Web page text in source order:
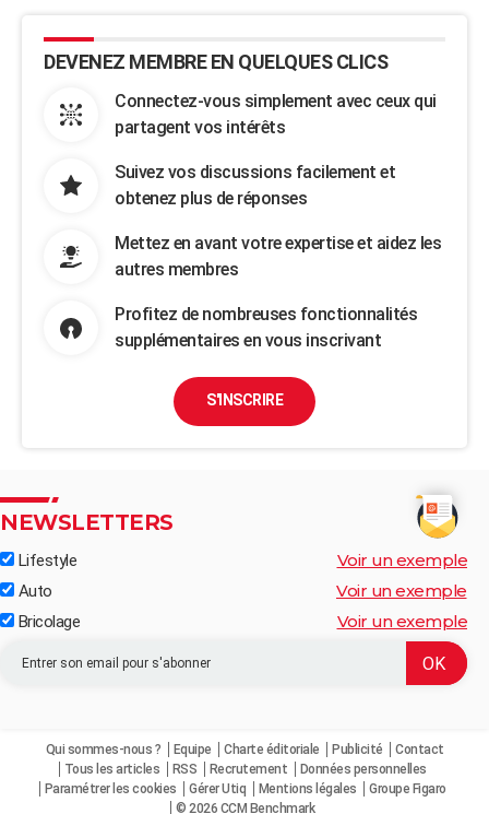
DEVENEZ MEMBRE EN QUELQUES CLICS
Connectez-vous simplement avec ceux qui
partagent vos intérêts
Suivez vos discussions facilement et
obtenez plus de réponses
Mettez en avant votre expertise et aidez les
autres membres
Profitez de nombreuses fonctionnalités
supplémentaires en vous inscrivant
S'INSCRIRE
NEWSLETTERS
Lifestyle Voir un exemple
Auto Voir un exemple
Bricolage Voir un exemple
Qui sommes-nous ? Equipe Charte éditoriale Publicité
Contact
Tous les articles
RSS Recrutement
Données personnelles
Paramétrer les cookies
Gérer Utiq Mentions légales
Groupe Figaro
© 2026 CCM Benchmark